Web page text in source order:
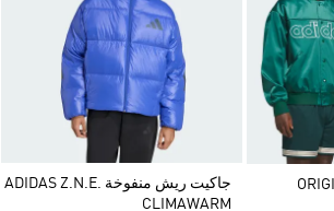
جاكيت ريش منفوخة ADIDAS Z.N.E.
CLIMAWARM